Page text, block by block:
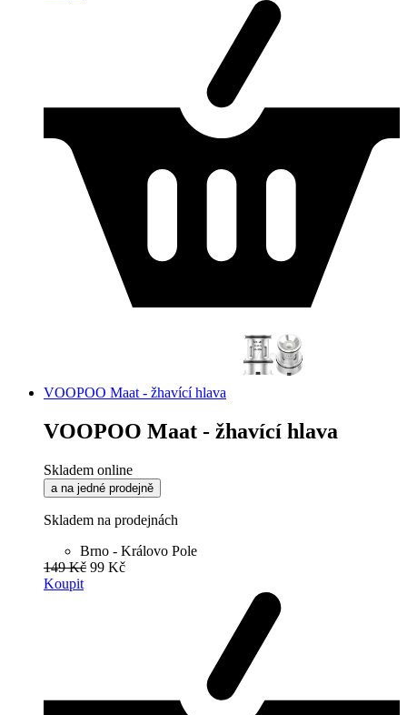
VOOPOO Maat - žhavící hlava
VOOPOO Maat - žhavící hlava
Skladem online
a na jedné prodejně
Skladem na prodejnách
Brno - Královo Pole
149 Kč 99 Kč
Koupit